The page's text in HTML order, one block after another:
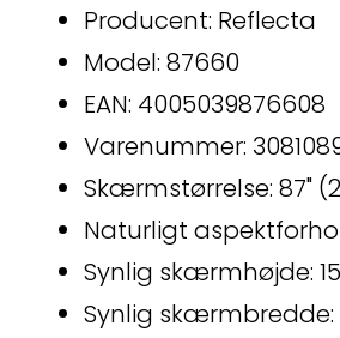
Producent: Reflecta
Model: 87660
EAN: 4005039876608
Varenummer:
Skærmstørrelse: 87"
Naturligt
Synlig skærmhøjde:
Synlig skærmbredde: